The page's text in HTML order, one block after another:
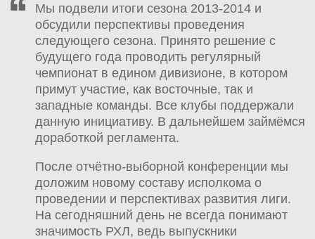
Мы подвели итоги сезона 2013-2014 и
обсудили перспективы проведения
следующего сезона. Принято решение с
будущего года проводить регулярный
чемпионат в едином дивизионе, в котором
примут участие, как восточные, так и
западные команды. Все клубы поддержали
данную инициативу. В дальнейшем займёмся
доработкой регламента.
После отчётно-выборной конференции мы
доложим новому составу исполкома о
проведении и перспективах развития лиги.
На сегодняшний день не всегда понимают
значимость РХЛ, ведь выпускники